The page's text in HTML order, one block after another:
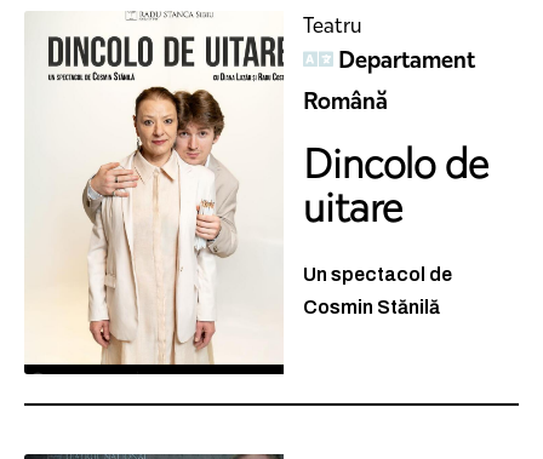
Teatru
Departament
Română
Dincolo de
uitare
Un spectacol de
Cosmin Stănilă